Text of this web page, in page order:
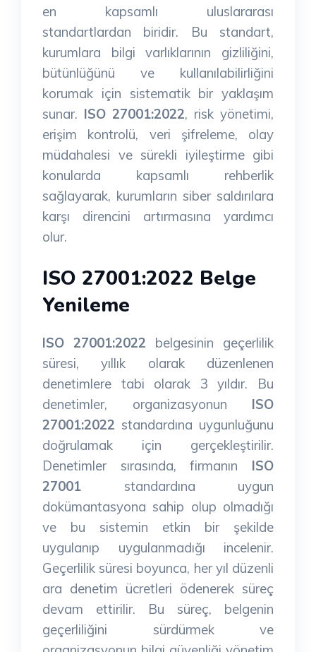
en kapsamlı uluslararası
standartlardan biridir. Bu standart,
kurumlara bilgi varlıklarının gizliliğini,
bütünlüğünü ve kullanılabilirliğini
korumak için sistematik bir yaklaşım
sunar. ISO 27001:2022, risk yönetimi,
erişim kontrolü, veri şifreleme, olay
müdahalesi ve sürekli iyileştirme gibi
konularda kapsamlı rehberlik
sağlayarak, kurumların siber saldırılara
karşı direncini artırmasına yardımcı
olur.
ISO 27001:2022 Belge
Yenileme
ISO 27001:2022 belgesinin geçerlilik
süresi, yıllık olarak düzenlenen
denetimlere tabi olarak 3 yıldır. Bu
denetimler, organizasyonun ISO
27001:2022 standardına uygunluğunu
doğrulamak için gerçekleştirilir.
Denetimler sırasında, firmanın ISO
27001 standardına uygun
dokümantasyona sahip olup olmadığı
ve bu sistemin etkin bir şekilde
uygulanıp uygulanmadığı incelenir.
Geçerlilik süresi boyunca, her yıl düzenli
ara denetim ücretleri ödenerek süreç
devam ettirilir. Bu süreç, belgenin
geçerliliğini sürdürmek ve